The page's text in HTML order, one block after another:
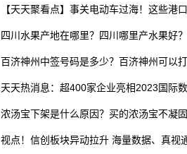
【天天聚看点】事关电动车过海！这些港
四川水果产地在哪里？四川哪里产水果好？
百济神州中签号码是多少？百济神州可以打
天天热消息：超400家企业亮相2023国际数
浓汤宝下架是什么原因？买的浓汤宝不凝固
视点！信创板块异动拉升 海量数据、真视